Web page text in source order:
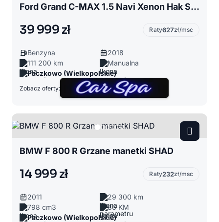
Ford Grand C-MAX 1.5 Navi Xenon Hak Start&Stop LED Parktronik 7 Foteli Top Stan z Niemiec!!
39 999 zł Raty627zł/msc
Benzyna
2018
111 200 km
Manualna
Paczkowo (Wielkopolskie)
Zobacz oferty:
BMW F 800 R Grzane manetki SHAD
14 999 zł Raty232zł/msc
2011
29 300 km
798 cm3
86 KM
Paczkowo (Wielkopolskie)